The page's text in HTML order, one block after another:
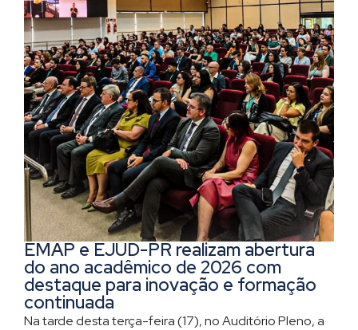
EMAP e EJUD-PR realizam abertura
do ano acadêmico de 2026 com
destaque para inovação e formação
continuada
Na tarde desta terça-feira (17), no Auditório Pleno, a